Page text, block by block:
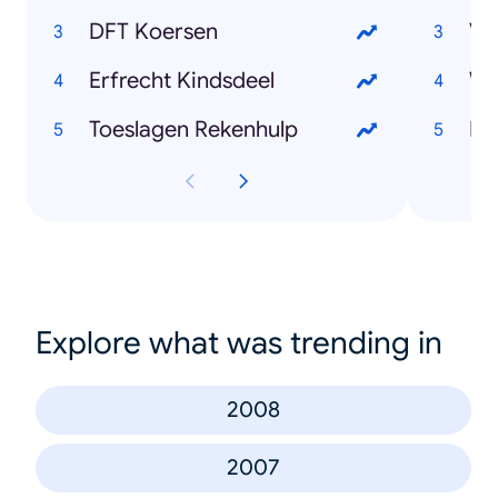
DFT Koersen
Erfrecht Kindsdeel
Toeslagen Rekenhulp
Explore what was trending in
2008
2007